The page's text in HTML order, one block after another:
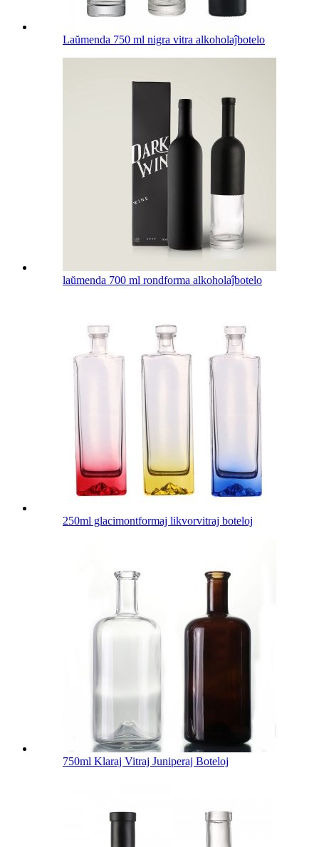
Laŭmenda 750 ml nigra vitra alkoholaĵbotelo
laŭmenda 700 ml rondforma alkoholaĵbotelo
250ml glacimontformaj likvorvitraj boteloj
750ml Klaraj Vitraj Juniperaj Boteloj